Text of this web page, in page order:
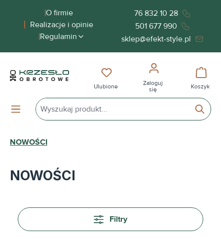
zawartościO firmie
Realizacje i opinie
Regulamin
76 832 10 28
501 677 990
sklep@efekt-style.pl
Masz 0 przedmioty na liście
Ulubione
Zaloguj
się
Koszyk
NOWOŚCI
NOWOŚCI
Filtry